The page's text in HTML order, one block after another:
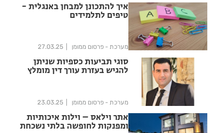
איך להתכונן למבחן באנגלית -
טיפים לתלמידים
מערכת - פרסום ממומן 27.03.25
סוגי תביעות כספיות שניתן
להגיש בעזרת עורך דין מומלץ
מערכת - פרסום ממומן 23.03.25
אתר וילאס – וילות איכותיות
ומפנקות לחופשה בלתי נשכחת